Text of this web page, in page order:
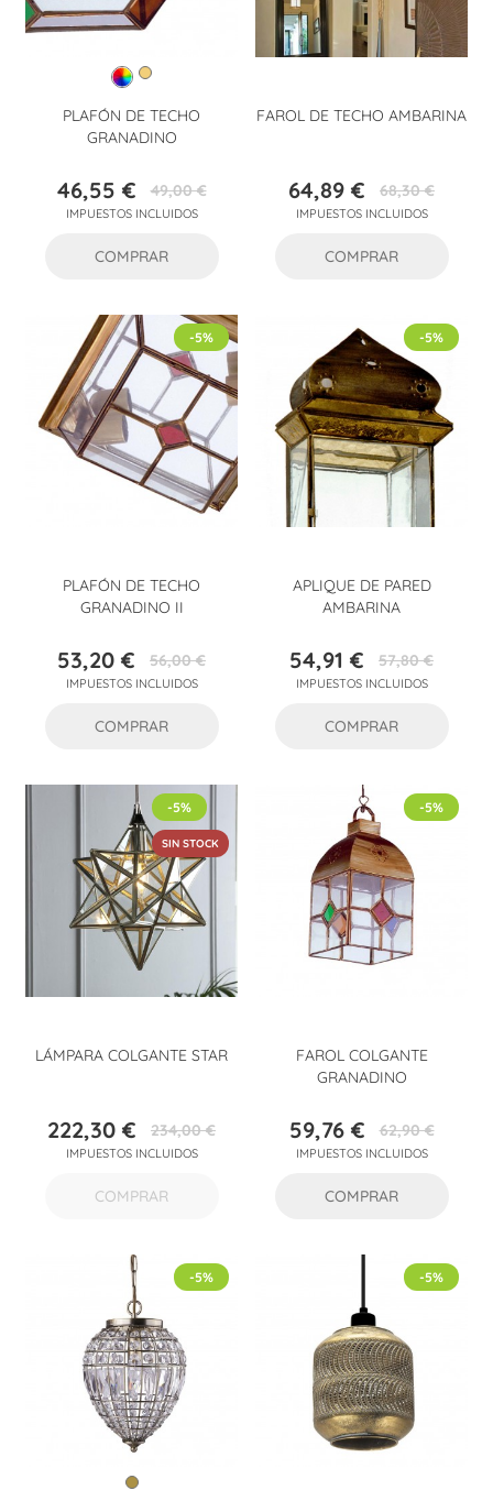
PLAFÓN DE TECHO
GRANADINO
Precio
46,55 €Precio
base
49,00 €
IMPUESTOS INCLUIDOS
COMPRAR
FAROL DE TECHO AMBARINA
Precio
64,89 €Precio
base
68,30 €
IMPUESTOS INCLUIDOS
COMPRAR
PLAFÓN DE TECHO
GRANADINO II
Precio
53,20 €Precio
base
56,00 €
IMPUESTOS INCLUIDOS
-5%
COMPRAR
APLIQUE DE PARED
AMBARINA
Precio
54,91 €Precio
base
57,80 €
IMPUESTOS INCLUIDOS
-5%
COMPRAR
LÁMPARA COLGANTE STAR
Precio
222,30 €Precio
base
234,00 €
IMPUESTOS INCLUIDOS
-5%
SIN STOCK
COMPRAR
FAROL COLGANTE
GRANADINO
Precio
59,76 €Precio
base
62,90 €
IMPUESTOS INCLUIDOS
-5%
COMPRAR
-5% -5%